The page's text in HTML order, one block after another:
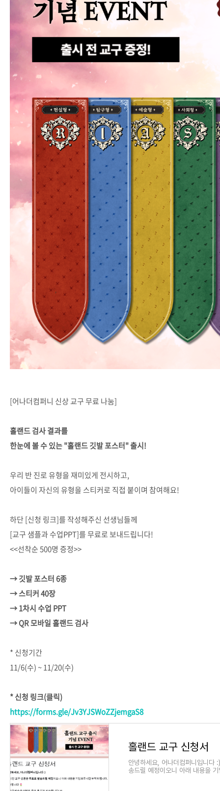
[어나더컴퍼니 신상 교구 무료 나눔]
홀랜드 검사 결과를
한눈에 볼 수 있는 "홀랜드 깃발 포스터" 출시!
우리 반 진로 유형을 재미있게 전시하고,
아이들이 자신의 유형을 스티커로 직접 붙이며 참여해요!
하단 [신청 링크]를 작성해주신 선생님들께
[교구 샘플과 수업PPT]를 무료로 보내드립니다!
<<선착순 500명 증정>>
→ 깃발 포스터 6종
→ 스티커 40장
→ 1차시 수업 PPT
→ QR 모바일 홀랜드 검사
* 신청기간
11/6(수) ~ 11/20(수)
* 신청 링크(클릭)
https://forms.gle/Jv3YJSWoZZjemgaS8
홀랜드 교구 신청서
안녕하세요, 어나더컴퍼니입니다
송드릴 예정이오니 아래 내용을